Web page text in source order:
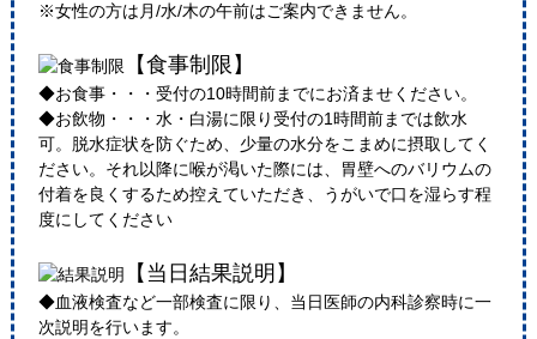
※女性の方は月/水/木の午前はご案内できません。
【食事制限】
◆お食事・・・受付の10時間前までにお済ませください。
◆お飲物・・・水・白湯に限り受付の1時間前までは飲水
可。脱水症状を防ぐため、少量の水分をこまめに摂取してく
ださい。それ以降に喉が渇いた際には、胃壁へのバリウムの
付着を良くするため控えていただき、うがいで口を湿らす程
度にしてください
【当日結果説明】
◆血液検査など一部検査に限り、当日医師の内科診察時に一
次説明を行います。